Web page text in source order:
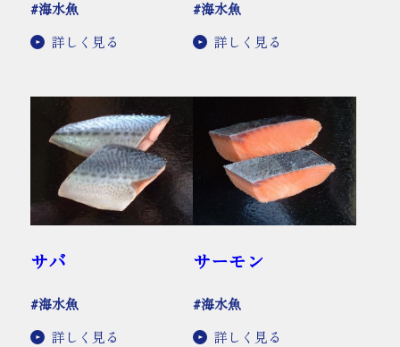
#海水魚
詳しく見る
#海水魚
詳しく見る
サバ
#海水魚
詳しく見る
サーモン
#海水魚
詳しく見る